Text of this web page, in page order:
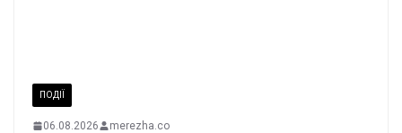
ПОДІЇ
06.08.2026 merezha.co